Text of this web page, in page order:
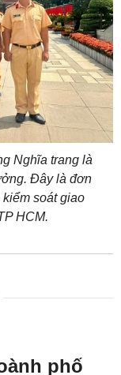
Nghĩa trang là
Đây là đơn
soát giao
HCM.
phố